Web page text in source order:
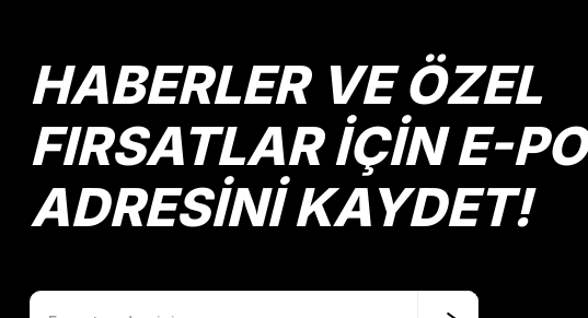
HABERLER VE ÖZEL
FIRSATLAR İÇİN E-
ADRESİNİ KAYDET!